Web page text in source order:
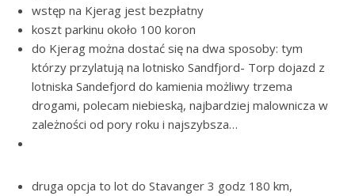
wstęp na Kjerag jest bezpłatny
koszt parkinu około 100 koron
do Kjerag można dostać się na dwa sposoby: tym
którzy przylatują na lotnisko Sandfjord- Torp dojazd z
lotniska Sandefjord do kamienia możliwy trzema
drogami, polecam niebieską, najbardziej malownicza w
zależności od pory roku i najszybsza…
druga opcja to lot do Stavanger 3 godz 180 km,